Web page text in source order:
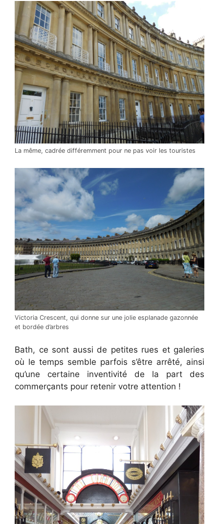
La même, cadrée différemment pour ne pas voir les touristes
Victoria Crescent, qui donne sur une jolie esplanade gazonnée
et bordée d’arbres
Bath, ce sont aussi de petites rues et galeries
où le temps semble parfois s’être arrêté, ainsi
qu’une certaine inventivité de la part des
commerçants pour retenir votre attention !